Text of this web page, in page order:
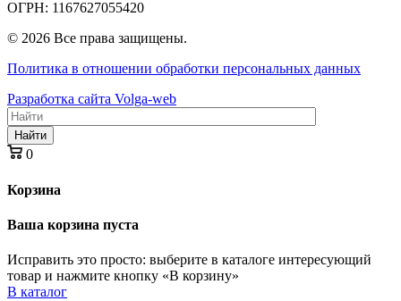
ОГРН: 1167627055420
© 2026 Все права защищены.
Политика в отношении обработки персональных данных
Разработка сайта Volga-web
Найти
0
Корзина
Ваша корзина пуста
Исправить это просто: выберите в каталоге интересующий
товар и нажмите кнопку «В корзину»
В каталог